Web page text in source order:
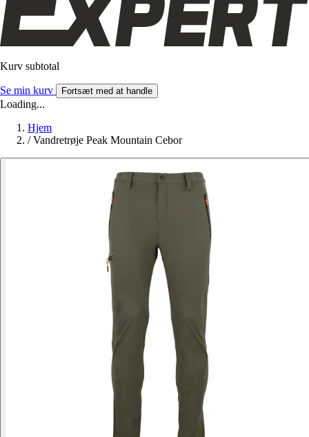
Kurv subtotal
Se min kurv Fortsæt med at handle
Loading...
Hjem
/ Vandretrøje Peak Mountain Cebor